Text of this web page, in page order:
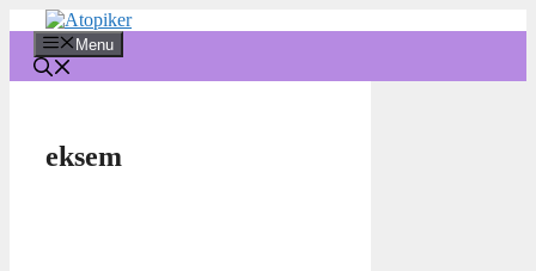
indhold
Menu
eksem